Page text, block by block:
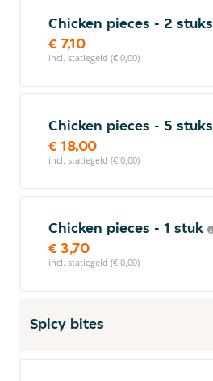
Chicken pieces - 2 stuks
€ 7,10
incl. statiegeld (€ 0,00)
Chicken pieces - 5 stuks
€ 18,00
incl. statiegeld (€ 0,00)
Chicken pieces - 1 stuk
€ 3,70
incl. statiegeld (€ 0,00)
Spicy bites